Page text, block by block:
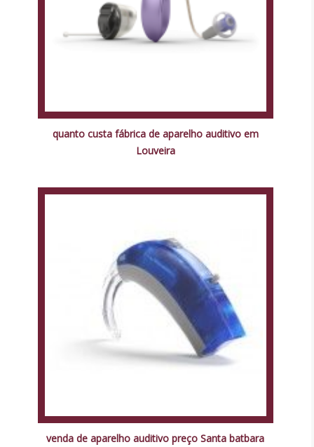
quanto custa fábrica de aparelho auditivo em
Louveira
venda de aparelho auditivo preço Santa batbara